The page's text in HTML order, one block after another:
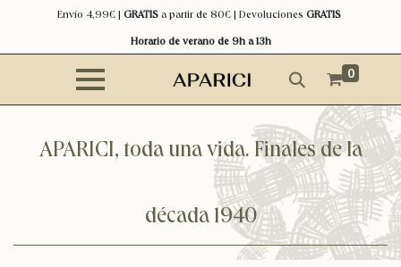
Envío 4,99€ | GRATISa partir de 80€ | Devoluciones GRATIS
Horario de verano de 9h a 13h
0
APARICI, toda una vida. Finales de la
década 1940